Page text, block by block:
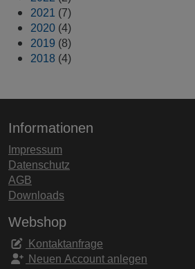
2021 (7)
2020 (4)
2019 (8)
2018 (4)
Informationen
Impressum
Datenschutz
AGB
Downloads
Webshop
Kontaktanfrage
Neuen Account anlegen